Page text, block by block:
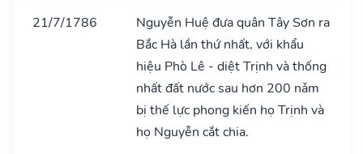
21/7/1786
Nguyễn Huệ đưa quân Tây Sơn ra
Bắc Hà lần thứ nhất, với khẩu
hiệu Phò Lê - diệt Trịnh và thống
nhất đất nước sau hơn 200 nǎm
bị thế lực phong kiến họ Trịnh và
họ Nguyễn cắt chia.